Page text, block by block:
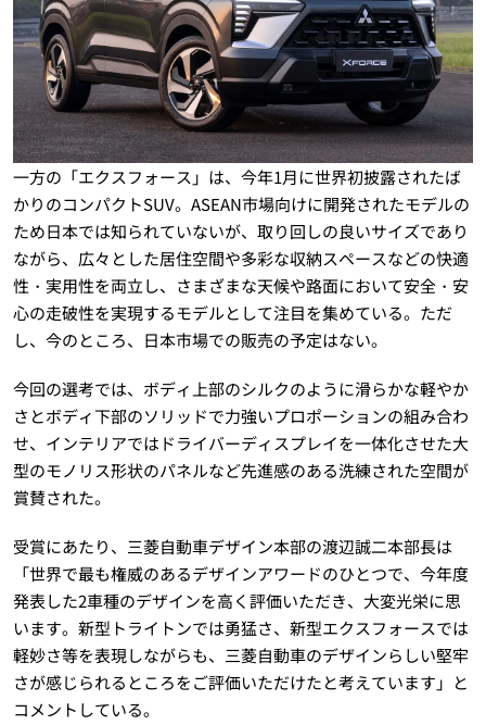
一方の「エクスフォース」は、今年1月に世界初披露されたば
かりのコンパクトSUV。ASEAN市場向けに開発されたモデルの
ため日本では知られていないが、取り回しの良いサイズであり
ながら、広々とした居住空間や多彩な収納スペースなどの快適
性・実用性を両立し、さまざまな天候や路面において安全・安
心の走破性を実現するモデルとして注目を集めている。ただ
し、今のところ、日本市場での販売の予定はない。
今回の選考では、ボディ上部のシルクのように滑らかな軽やか
さとボディ下部のソリッドで力強いプロポーションの組み合わ
せ、インテリアではドライバーディスプレイを一体化させた大
型のモノリス形状のパネルなど先進感のある洗練された空間が
賞賛された。
受賞にあたり、三菱自動車デザイン本部の渡辺誠二本部長は
「世界で最も権威のあるデザインアワードのひとつで、今年度
発表した2車種のデザインを高く評価いただき、大変光栄に思
います。新型トライトンでは勇猛さ、新型エクスフォースでは
軽妙さ等を表現しながらも、三菱自動車のデザインらしい堅牢
さが感じられるところをご評価いただけたと考えています」と
コメントしている。